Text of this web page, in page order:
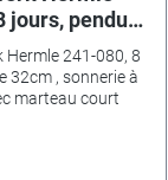
jours, pendule
à la
marteau
Hermle 241-080, 8
32cm , sonnerie à
marteau court